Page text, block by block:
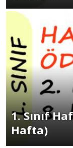
1. Sınıf
Hafta)